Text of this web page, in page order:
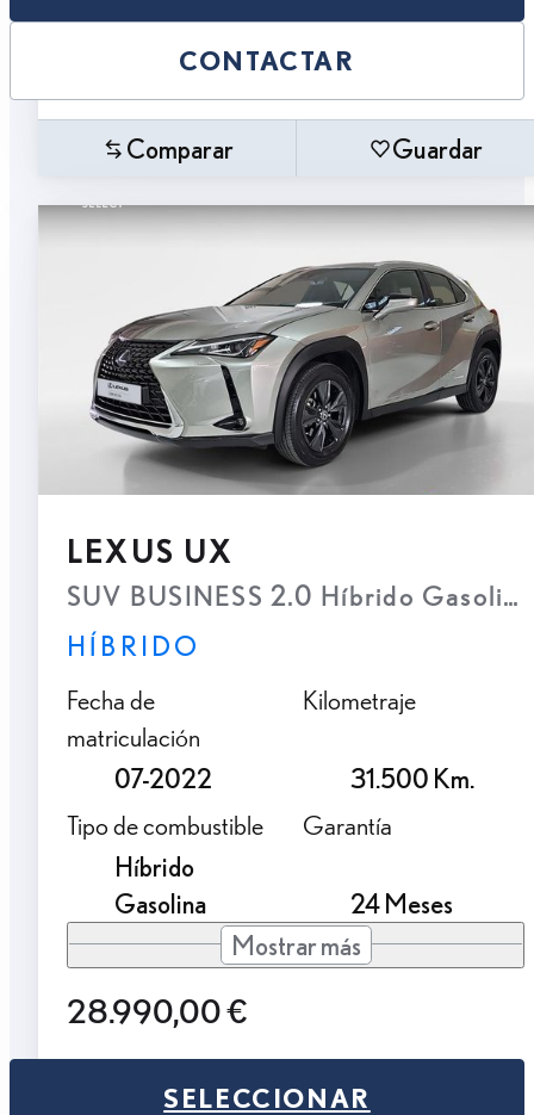
CONTACTAR
Comparar Guardar
LEXUS UX
SUV BUSINESS 2.0 Híbrido
HÍBRIDO
Fecha de
matriculación
07-2022
Kilometraje
31.500 Km.
Tipo de combustible
Híbrido
Gasolina
Garantía
24 Meses
Mostrar más
28.990,00 €
SELECCIONAR